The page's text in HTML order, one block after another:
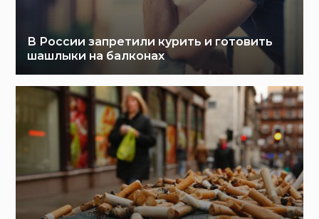
В России запретили курить и готовить
шашлыки на балконах